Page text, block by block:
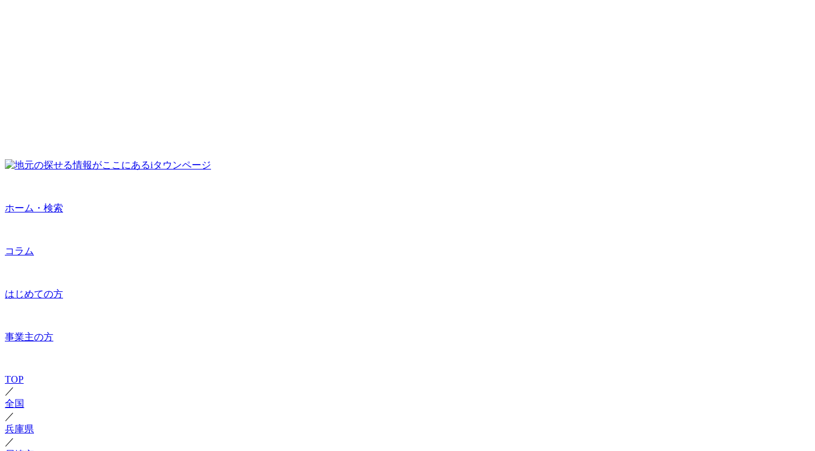
ホーム・検索
コラム
はじめての方
事業主の方
TOP
／
全国
／
兵庫県
／